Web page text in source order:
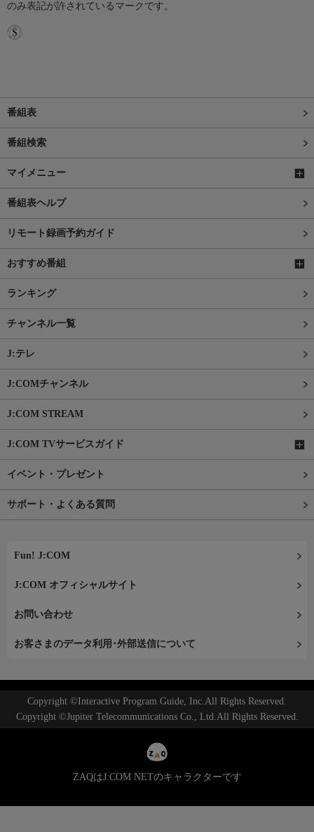
のみ表記が許されているマークです。
番組表
番組検索
マイメニュー
番組表ヘルプ
リモート録画予約ガイド
おすすめ番組
ランキング
チャンネル一覧
J:テレ
J:COMチャンネル
J:COM STREAM
J:COM TVサービスガイド
イベント・プレゼント
サポート・よくある質問
Fun! J:COM
J:COM オフィシャルサイト
お問い合わせ
お客さまのデータ利用･外部送信について
Copyright ©Interactive Program Guide, Inc.All Rights Reserved.
Copyright ©Jupiter Telecommunications Co., Ltd.All Rights Reserved.
ZAQはJ:COM NETのキャラクターです